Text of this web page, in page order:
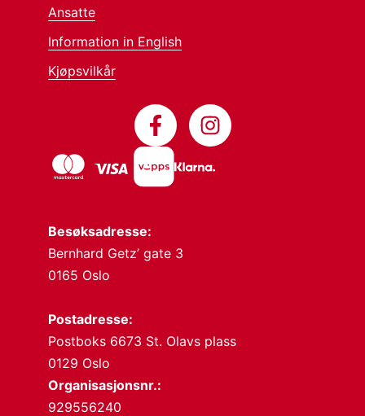
Besøksadresse:
Bernhard Getz’ gate 3
0165 Oslo
Postadresse:
Postboks 6673 St. Olavs plass
0129 Oslo
Organisasjonsnr.:
929556240
Ansatte
Information in English
Kjøpsvilkår